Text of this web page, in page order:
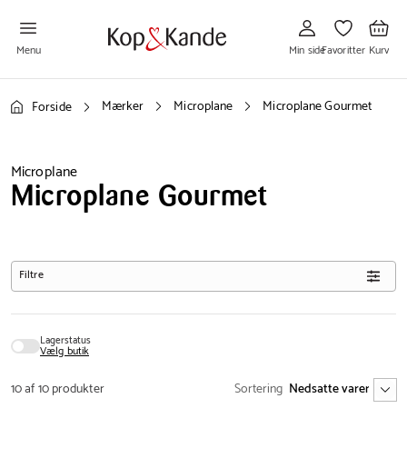
Menu
til
Min
side
Min side
til
Favoritter
Favoritter
til
Kurv
Kurv
Forside Mærker Microplane Microplane Gourmet
Microplane
Microplane Gourmet
Filtre
Lagerstatus
Vælg butik
10 af 10 produkter Sortering